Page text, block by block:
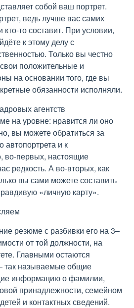
собой ваш портрет.
ведь лучше вас самих
то составит. При условии,
к этому делу с
Только вы честно
положительные и
на основании того, где вы
обязанности исполняли.
агентств
на уровне: нравится ли оно
вы можете обратиться за
автопортрета и к
во-первых, настоящие
редкость. А во-вторых, как
вы сами можете составить
«личную карту».
резюме с разбивки его на 3–
от той должности, на
Главными остаются
называемые общие
информацию о фамилии,
принадлежности, семейном
и контактных сведений.